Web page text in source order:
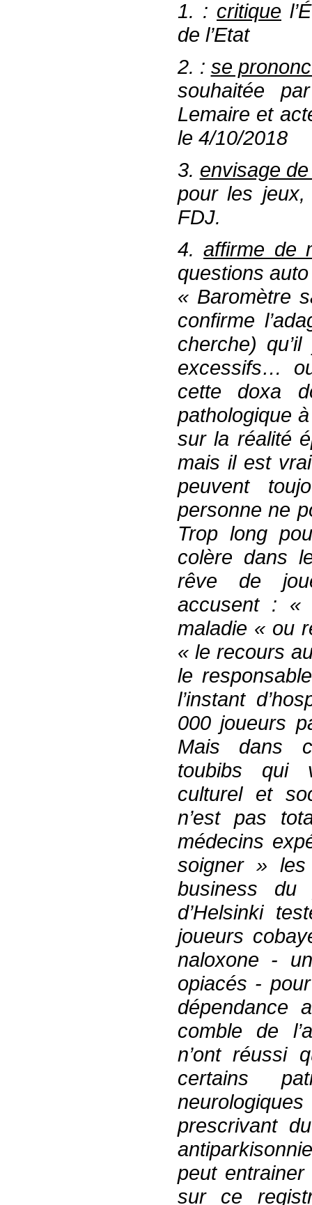
1. : critique
de l’Etat
2. : se
souhaitée
Lemaire et
le 4/10/2018
3. envisage
pour les
FDJ.
4.affirme de
questions
« Baromètre
confirme
cherche)
excessifs…
cette doxa
pathologique
sur la réalité
mais il est
peuvent
personne ne
Trop long
colère dans
rêve de
accusent : «
maladie « ou
« le recours
le
l’instant
000 joueurs
Mais dans
toubibs qui
culturel et
n’est pas
médecins
soigner » les
business du
d’Helsinki
joueurs
naloxone -
opiacés -
dépendance
comble de
n’ont réussi
certains
prescrivant
peut
sur ce